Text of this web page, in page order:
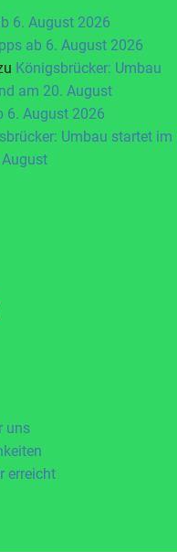
6. August 2026
ab 6. August 2026
Königsbrücker: Umbau
am 20. August
6. August 2026
Umbau startet im
uns
erreicht